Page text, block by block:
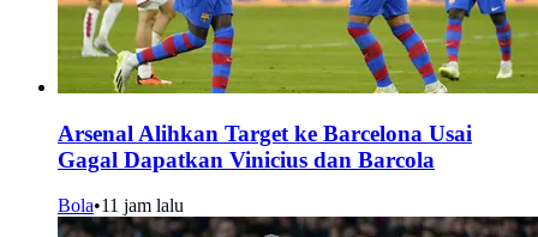
Arsenal Alihkan Target ke Barcelona Usai
Gagal Dapatkan Vinicius dan Barcola
Bola•11 jam lalu